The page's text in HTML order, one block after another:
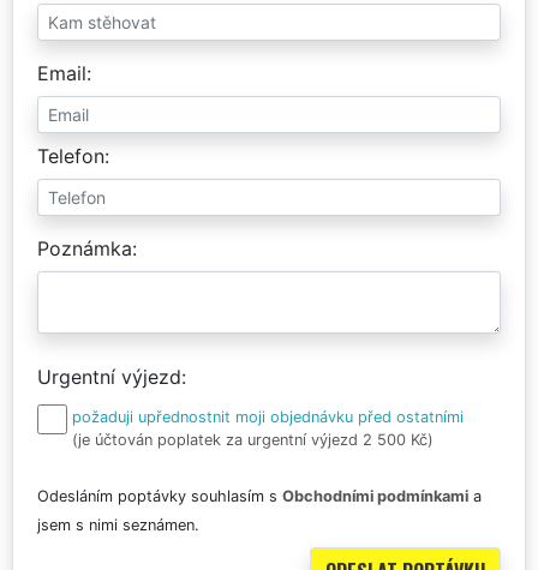
Email
Telefon
Poznámka
Urgentní výjezd
požaduji upřednostnit moji objednávku před ostatními
(je účtován poplatek za urgentní výjezd 2 500 Kč)
Odesláním poptávky souhlasím s Obchodními podmínkami a
jsem s nimi seznámen.